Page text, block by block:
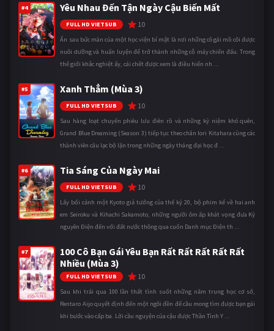
#4 Yêu Nhau Đến Tận Ngày Cậu Biến Mất
FULL HD VIETSUB 10
Ẩn sau bức màn của một học viện bí mật là nơi những cô gái mồ côi được
nuôi dưỡng và huấn luyện để trở thành những cỗ máy chiến đấu. Trong
thế giới khắc nghiệt ấy, cái chết được xem là điều hiển nh ...
#5 Xanh Thẳm (Mùa 3)
FULL HD VIETSUB 10
Sau hàng loạt chuyến phiêu lưu điên rồ và những kỷ niệm khó quên,
Grand Blue Dreaming (Season 3) tiếp tục theo chân Iori Kitahara cùng các
thành viên câu lạc bộ lặn trong những ngày tháng đại học đ ...
#6 Tia Sáng Của Ngày Mai
FULL HD VIETSUB 10
Lấy bối cảnh một Kyoto giả tưởng của thế kỷ 20, bộ phim kể về hai anh
em Seiroku và Kihachi Sakamoto, những người ôm ấp khát vọng đưa Kỷ
nguyên Điện đến với đất nước thông qua cuốn Danh mục Điện th ...
#7
100 Cô Bạn Gái Yêu Bạn Rất Rất Rất Rất Rất
Nhiều (Mùa 3)
FULL HD VIETSUB 10
Sau khi trải qua 100 lần thất tình suốt những năm trung học cơ sở,
Rentaro Aijo quyết định đến một ngôi đền để cầu mong tìm được bạn gái
khi bước vào cấp ba. Lời cầu nguyện của cậu được Thần Tình Y ...